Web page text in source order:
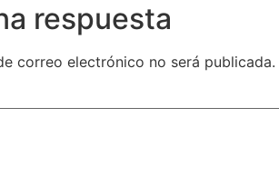
respuesta
correo electrónico no será publicada.